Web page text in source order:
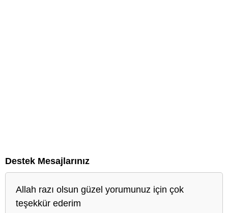
Destek Mesajlarınız
Allah razı olsun güzel yorumunuz için çok
teşekkür ederim